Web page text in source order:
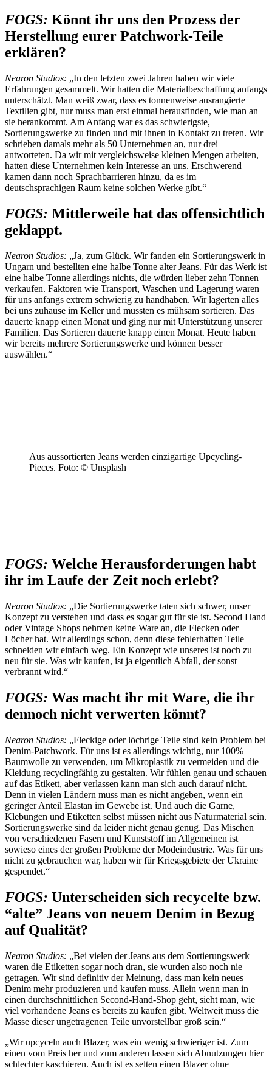
FOGS: Könnt ihr uns den Prozess der
Herstellung eurer Patchwork-Teile
erklären?
Nearon Studios: „In den letzten zwei Jahren haben wir viele
Erfahrungen gesammelt. Wir hatten die Materialbeschaffung anfangs
unterschätzt. Man weiß zwar, dass es tonnenweise ausrangierte
Textilien gibt, nur muss man erst einmal herausfinden, wie man an
sie herankommt. Am Anfang war es das schwierigste,
Sortierungswerke zu finden und mit ihnen in Kontakt zu treten. Wir
schrieben damals mehr als 50 Unternehmen an, nur drei
antworteten. Da wir mit vergleichsweise kleinen Mengen arbeiten,
hatten diese Unternehmen kein Interesse an uns. Erschwerend
kamen dann noch Sprachbarrieren hinzu, da es im
deutschsprachigen Raum keine solchen Werke gibt.“
FOGS: Mittlerweile hat das offensichtlich
geklappt.
Nearon Studios: „Ja, zum Glück. Wir fanden ein Sortierungswerk in
Ungarn und bestellten eine halbe Tonne alter Jeans. Für das Werk ist
eine halbe Tonne allerdings nichts, die würden lieber zehn Tonnen
verkaufen. Faktoren wie Transport, Waschen und Lagerung waren
für uns anfangs extrem schwierig zu handhaben. Wir lagerten alles
bei uns zuhause im Keller und mussten es mühsam sortieren. Das
dauerte knapp einen Monat und ging nur mit Unterstützung unserer
Familien. Das Sortieren dauerte knapp einen Monat. Heute haben
wir bereits mehrere Sortierungswerke und können besser
auswählen.“
Aus aussortierten Jeans werden einzigartige Upcycling-
Pieces. Foto: © Unsplash
FOGS: Welche Herausforderungen habt
ihr im Laufe der Zeit noch erlebt?
Nearon Studios: „Die Sortierungswerke taten sich schwer, unser
Konzept zu verstehen und dass es sogar gut für sie ist. Second Hand
oder Vintage Shops nehmen keine Ware an, die Flecken oder
Löcher hat. Wir allerdings schon, denn diese fehlerhaften Teile
schneiden wir einfach weg. Ein Konzept wie unseres ist noch zu
neu für sie. Was wir kaufen, ist ja eigentlich Abfall, der sonst
verbrannt wird.“
FOGS: Was macht ihr mit Ware, die ihr
dennoch nicht verwerten könnt?
Nearon Studios: „Fleckige oder löchrige Teile sind kein Problem bei
Denim-Patchwork. Für uns ist es allerdings wichtig, nur 100%
Baumwolle zu verwenden, um Mikroplastik zu vermeiden und die
Kleidung recyclingfähig zu gestalten. Wir fühlen genau und schauen
auf das Etikett, aber verlassen kann man sich auch darauf nicht.
Denn in vielen Ländern muss man es nicht angeben, wenn ein
geringer Anteil Elastan im Gewebe ist. Und auch die Garne,
Klebungen und Etiketten selbst müssen nicht aus Naturmaterial sein.
Sortierungswerke sind da leider nicht genau genug. Das Mischen
von verschiedenen Fasern und Kunststoff im Allgemeinen ist
sowieso eines der großen Probleme der Modeindustrie. Was für uns
nicht zu gebrauchen war, haben wir für Kriegsgebiete der Ukraine
gespendet.“
FOGS: Unterscheiden sich recycelte bzw.
“alte” Jeans von neuem Denim in Bezug
auf Qualität?
Nearon Studios: „Bei vielen der Jeans aus dem Sortierungswerk
waren die Etiketten sogar noch dran, sie wurden also noch nie
getragen. Wir sind definitiv der Meinung, dass man kein neues
Denim mehr produzieren und kaufen muss. Allein wenn man in
einen durchschnittlichen Second-Hand-Shop geht, sieht man, wie
viel vorhandene Jeans es bereits zu kaufen gibt. Weltweit muss die
Masse dieser ungetragenen Teile unvorstellbar groß sein.“
„Wir upcyceln auch Blazer, was ein wenig schwieriger ist. Zum
einen vom Preis her und zum anderen lassen sich Abnutzungen hier
schlechter kaschieren. Auch ist es selten einen Blazer ohne